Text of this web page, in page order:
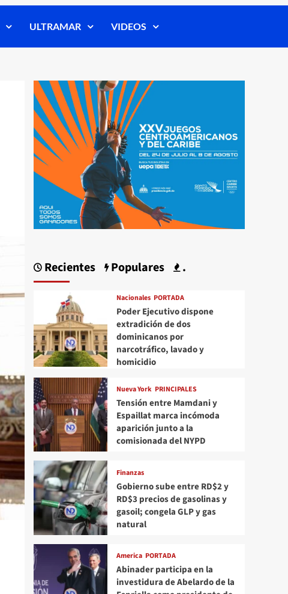
ULTRAMAR VIDEOS
Recientes Populares .
Nacionales PORTADA
Poder Ejecutivo dispone
extradición de dos
dominicanos por
narcotráfico, lavado y
homicidio
Nueva York PRINCIPALES
Tensión entre Mamdani y
Espaillat marca incómoda
aparición junto a la
comisionada del NYPD
Finanzas
Gobierno sube entre RD$2 y
RD$3 precios de gasolinas y
gasoil; congela GLP y gas
natural
America PORTADA
Abinader participa en la
investidura de Abelardo de la